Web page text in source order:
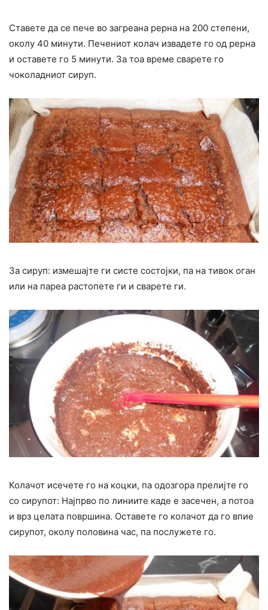
Ставете да се пече во загреана рерна на 200 степени,
околу 40 минути. Печениот колач извадете го од рерна
и оставете го 5 минути. За тоа време сварете го
чоколадниот сируп.
За сируп: измешајте ги систе состојки, па на тивок оган
или на пареа растопете ги и сварете ги.
Колачот исечете го на коцки, па одозгора прелијте го
со сирупот: Најпрво по линиите каде е засечен, а потоа
и врз целата површина. Оставете го колачот да го впие
сирупот, околу половина час, па послужете го.